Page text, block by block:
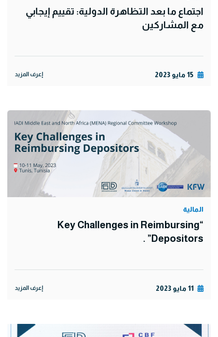
اجتماع ما بعد التظاهرة الدولية: تقييم إيجابي
مع المشاركين
15 مايو 2023 إعرف المزيد
المالية
“Key Challenges in Reimbursing
Depositors” .
11 مايو 2023 إعرف المزيد